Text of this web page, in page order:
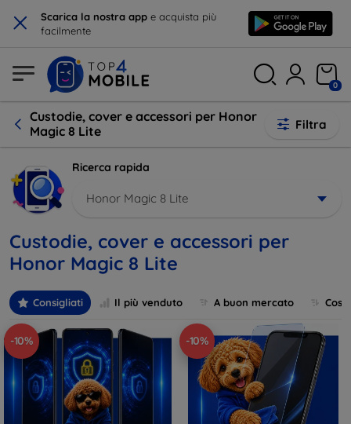
× Scarica la nostra app e acquista più
facilmente
0
Custodie, cover e accessori per Honor
Magic 8 Lite
Filtra
Ricerca rapida
Honor Magic 8 Lite
Custodie, cover e accessori per
Honor Magic 8 Lite
Consigliati Il più venduto A buon mercato
-10% -10%